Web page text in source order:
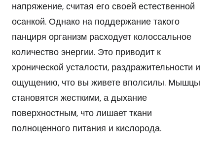
напряжение, считая его своей естественной
осанкой. Однако на поддержание такого
панциря организм расходует колоссальное
количество энергии. Это приводит к
хронической усталости, раздражительности и
ощущению, что вы живете вполсилы. Мышцы
становятся жесткими, а дыхание
поверхностным, что лишает ткани
полноценного питания и кислорода.